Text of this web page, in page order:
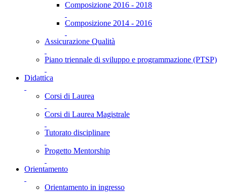
Composizione 2016 - 2018
Composizione 2014 - 2016
Assicurazione Qualità
Piano triennale di sviluppo e programmazione (PTSP)
Didattica
Corsi di Laurea
Corsi di Laurea Magistrale
Tutorato disciplinare
Progetto Mentorship
Orientamento
Orientamento in ingresso